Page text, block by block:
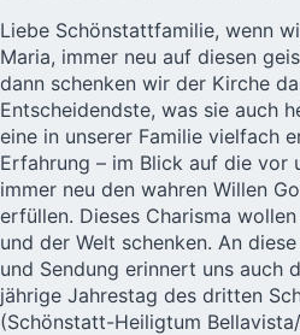
Liebe Schönstattfamilie, wenn
Maria, immer neu auf diesen
dann schenken wir der Kirche
Entscheidendste, was sie auch
eine in unserer Familie vielfach
Erfahrung – im Blick auf die vor
immer neu den wahren Willen
erfüllen. Dieses Charisma
und der Welt schenken. An
und Sendung erinnert uns auch
jährige Jahrestag des dritten
(Schönstatt-Heiligtum